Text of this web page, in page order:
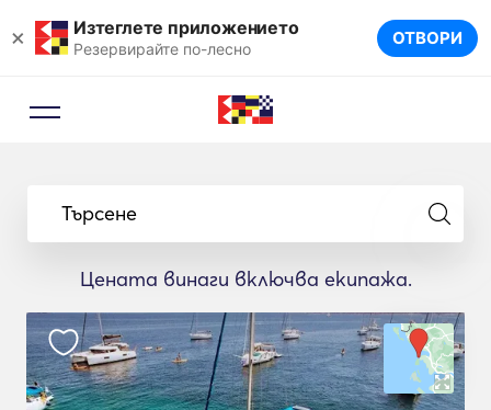
× Изтеглете приложението
Резервирайте по-лесно ОТВОРИ
Търсене
Цената винаги включва екипажа.